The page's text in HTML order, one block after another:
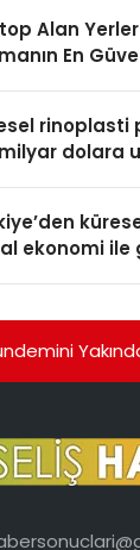
Alan
En
rinoplasti
dolara
ekonomi ile